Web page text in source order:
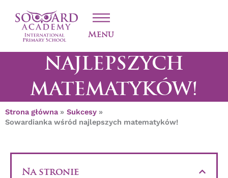
Menu
SOWARDIANKA
WŚRÓD
NAJLEPSZYCH
MATEMATYKÓW!
Strona główna
Sukcesy
Sowardianka wśród najlepszych matematyków!
Na stronie